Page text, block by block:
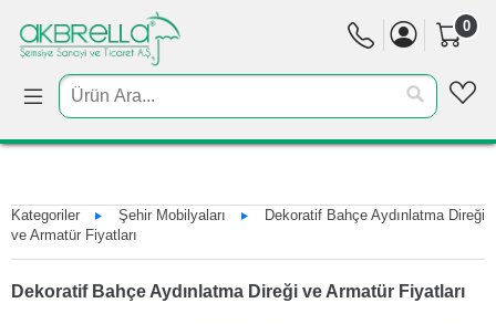
0
Kategoriler Şehir Mobilyaları
Dekoratif Bahçe Aydınlatma Direği
ve Armatür Fiyatları
Dekoratif Bahçe Aydınlatma Direği ve Armatür Fiyatları